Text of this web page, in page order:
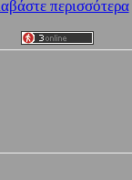
περισσότερα